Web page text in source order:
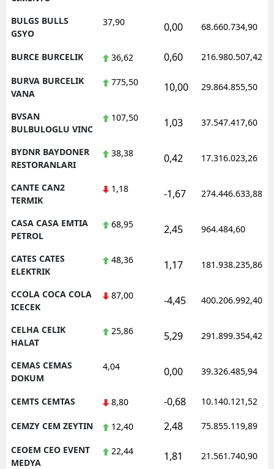
BULGS BULLS
GSYO
37,90 0,00 68.660.734,90
BURCE BURCELIK 36,62 0,60 216.980.507,42
BURVA BURCELIK
VANA
775,50 10,00 29.864.855,50
BVSAN
BULBULOGLU VINC
107,50 1,03 37.547.417,60
BYDNR BAYDONER
RESTORANLARI
38,38 0,42 17.316.023,26
CANTE CAN2
TERMIK
1,18 -1,67 274.446.633,88
CASA CASA EMTIA
PETROL
68,95 2,45 964.484,60
CATES CATES
ELEKTRIK
48,36 1,17 181.938.235,86
CCOLA COCA COLA
ICECEK
87,00 -4,45 400.206.992,40
CELHA CELIK
HALAT
25,86 5,29 291.899.354,42
CEMAS CEMAS
DOKUM
4,04 0,00 39.326.485,94
CEMTS CEMTAS 8,80 -0,68 10.140.121,52
CEMZY CEM ZEYTIN 12,40 2,48 75.855.119,89
CEOEM CEO EVENT
MEDYA
22,44 1,81 21.561.740,90